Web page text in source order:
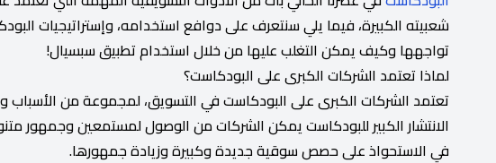
شعبيته الكبيرة، فيما يلي سنتعرف على دوافع استخدامه، وإستراتيجيات
تواجهها وكيف يمكن التغلب عليها من خلال استخدام تطبيق سبسيال!
لماذا تعتمد الشركات الكبرى على البودكاست؟
تعتمد الشركات الكبرى على البودكاست في التسويق، لمجموعة من الأسباب
الانتشار الكبير للبودكاست يمكن الشركات من الوصول لمستمعين وجمهور
في الاستحواذ على حصص سوقية جديدة وكبيرة وزيادة جمهورها.